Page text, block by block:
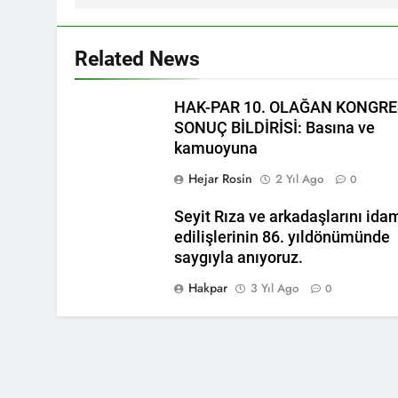
HAK-PAR
1 Yıl Ago
21 Şubat
1 Yıl Ago
1 Yıl Ago
13 Şubat
13’ê Sibata
Related News
HAK-PAR 10. OLAĞAN
SONUÇ BİLDİRİSİ: Basına ve
kamuoyuna
Hejar Rosin
2 Yıl Ago 0
Seyit Rıza ve arkadaşlarını
edilişlerinin 86. yıldönümünde
saygıyla anıyoruz.
Hakpar
3 Yıl Ago 0